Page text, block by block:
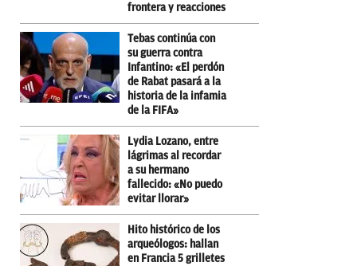
frontera y reacciones
Tebas continúa con
su guerra contra
Infantino: «El perdón
de Rabat pasará a la
historia de la infamia
de la FIFA»
Lydia Lozano, entre
lágrimas al recordar
a su hermano
fallecido: «No puedo
evitar llorar»
Hito histórico de los
arqueólogos: hallan
en Francia 5 grilletes